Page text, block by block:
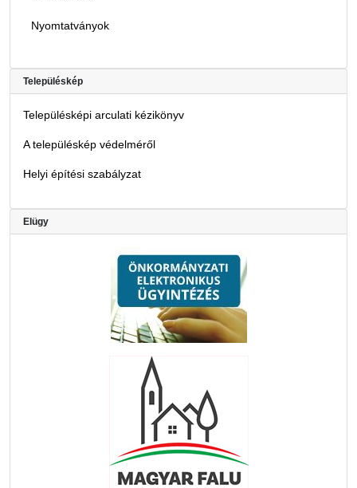
Nyomtatványok
Településkép
Településképi arculati kézikönyv
A településkép védelméről
Helyi építési szabályzat
Elügy